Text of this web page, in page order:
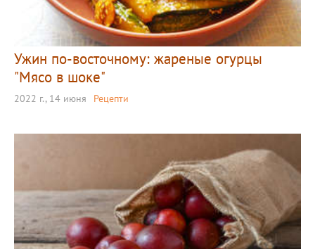
Ужин по-восточному: жареные огурцы
"Мясо в шоке"
2022 г., 14 июня Рецепти